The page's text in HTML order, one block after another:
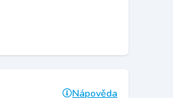
Nápověda